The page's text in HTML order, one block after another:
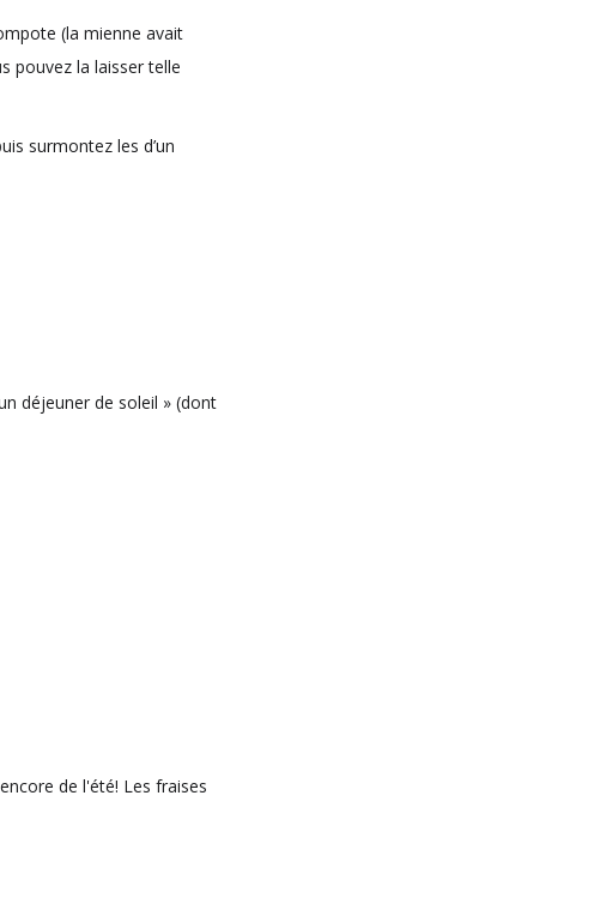
(la mienne avait
pouvez la laisser telle
surmontez les d’un
déjeuner de soleil » (dont
de l'été! Les fraises